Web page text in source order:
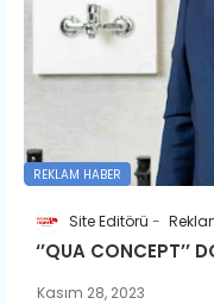
REKLAM HABER
Site Editörü
‘’QUA CONCEPT’’
Kasım 28, 2023